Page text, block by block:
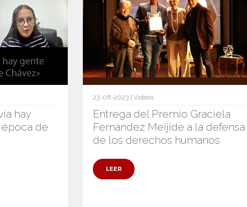
hay
de
23-08-2023 | Videos
Entrega del Premio Graciela
Fernández Meijide a la defensa
de los derechos humanos
LEER